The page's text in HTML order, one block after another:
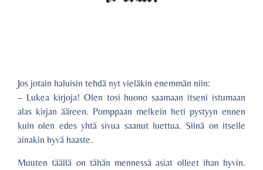
Jos jotain haluisin tehdä nyt vieläkin enemmän niin:
– Lukea kirjoja! Olen tosi huono saamaan itseni istumaan
alas kirjan ääreen. Pomppaan melkein heti pystyyn ennen
kuin olen edes yhtä sivua saanut luettua. Siinä on itselle
ainakin hyvä haaste.
Muuten täällä on tähän mennessä asiat olleet ihan hyvin.